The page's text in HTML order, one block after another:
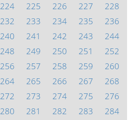
224 225 226 227
228
232 233 234 235
236
240 241 242 243
244
248 249 250 251
252
256 257 258 259
260
264 265 266 267
268
272 273 274 275
276
280 281 282 283
284